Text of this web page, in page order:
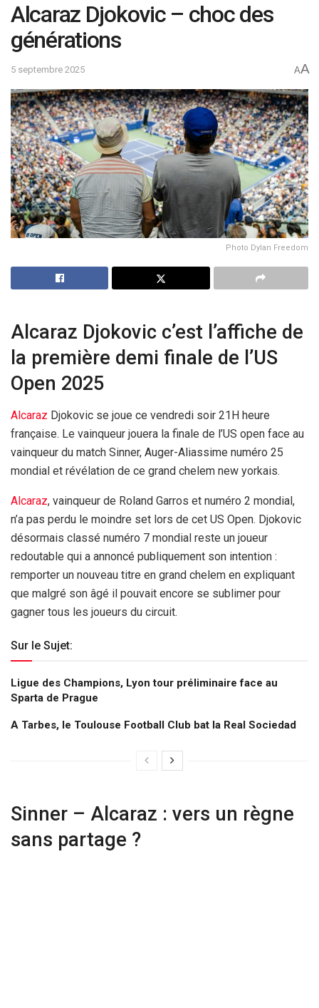
Alcaraz Djokovic – choc des
générations
5 septembre 2025 AA
Photo Dylan Freedom
Alcaraz Djokovic c’est l’affiche de
la première demi finale de l’US
Open 2025
Alcaraz Djokovic se joue ce vendredi soir 21H heure
française. Le vainqueur jouera la finale de l’US open face au
vainqueur du match Sinner, Auger-Aliassime numéro 25
mondial et révélation de ce grand chelem new yorkais.
Alcaraz, vainqueur de Roland Garros et numéro 2 mondial,
n’a pas perdu le moindre set lors de cet US Open. Djokovic
désormais classé numéro 7 mondial reste un joueur
redoutable qui a annoncé publiquement son intention :
remporter un nouveau titre en grand chelem en expliquant
que malgré son âgé il pouvait encore se sublimer pour
gagner tous les joueurs du circuit.
Sur le Sujet:
Ligue des Champions, Lyon tour préliminaire face au
Sparta de Prague
A Tarbes, le Toulouse Football Club bat la Real Sociedad
Sinner – Alcaraz : vers un règne
sans partage ?